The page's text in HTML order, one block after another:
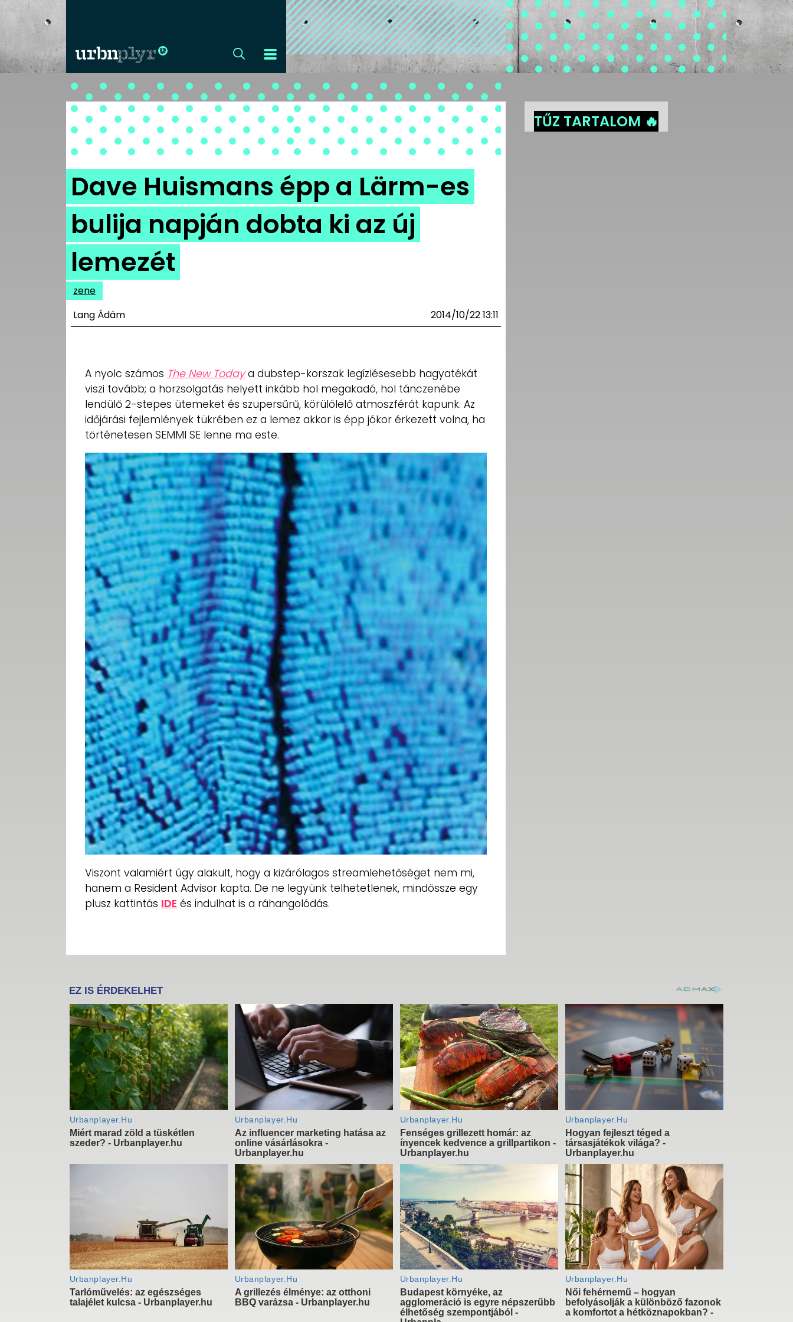
CÍMLAP
DIZÁJN
DIVAT
HIP
KULT
UTCA
MÉDIAAJÁNLAT
TÁJÉKOZTATÓ
Dave Huismans épp a Lärm-es
bulija napján dobta ki az új
lemezét
zene
Lang Ádám
2014/10/22 13:11
A nyolc számos The New Todaya dubstep-korszak legízlésesebb hagyatékát
viszi tovább; a horzsolgatás helyett inkább hol megakadó, hol tánczenébe
lendülő 2-stepes ütemeket és szupersűrű, körülölelő atmoszférát kapunk. Az
időjárási fejlemlények tükrében ez a lemez akkor is épp jókor érkezett volna, ha
történetesen SEMMI SE lenne ma este.
Viszont valamiért úgy alakult, hogy a kizárólagos streamlehetőséget nem mi,
hanem a Resident Advisor kapta. De ne legyünk telhetetlenek, mindössze egy
plusz kattintás IDE és indulhat is a ráhangolódás.
TŰZ TARTALOM 🔥